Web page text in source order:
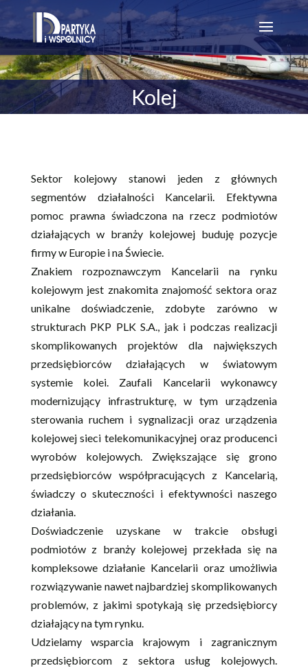
Kolej
Sektor kolejowy stanowi jeden z głównych
segmentów działalności Kancelarii. Efektywna
pomoc prawna świadczona na rzecz podmiotów
działających w branży kolejowej buduję pozycje
firmy w Europie i na Świecie.
Znakiem rozpoznawczym Kancelarii na rynku
kolejowym jest znakomita znajomość sektora oraz
unikalne doświadczenie, zdobyte zarówno w
strukturach PKP PLK S.A., jak i podczas realizacji
skomplikowanych projektów dla największych
przedsiębiorców działających w światowym
systemie kolei. Zaufali Kancelarii wykonawcy
modernizujący infrastrukturę, w tym urządzenia
sterowania ruchem i sygnalizacji oraz urządzenia
kolejowej sieci telekomunikacyjnej oraz producenci
wyrobów kolejowych. Zwiększające się grono
przedsiębiorców współpracujących z Kancelarią,
świadczy o skuteczności i efektywności naszego
działania.
Doświadczenie uzyskane w trakcie obsługi
podmiotów z branży kolejowej przekłada się na
kompleksowe działanie Kancelarii oraz umożliwia
rozwiązywanie nawet najbardziej skomplikowanych
problemów, z jakimi spotykają się przedsiębiorcy
działający na tym rynku.
Udzielamy wsparcia krajowym i zagranicznym
przedsiębiorcom z sektora usług kolejowych.